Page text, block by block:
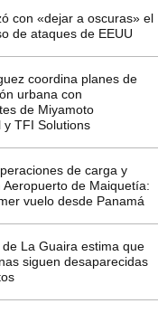
con «dejar a oscuras» el
de ataques de EEUU
coordina planes de
urbana con
de Miyamoto
y TFI Solutions
de carga y
Aeropuerto de Maiquetía:
vuelo desde Panamá
La Guaira estima que
siguen desaparecidas